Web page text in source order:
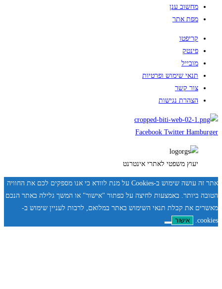
מחשוב ענן
מפת אתר
קריפטו
פינטק
מובייל
תנאי שימוש ופרטיות
צור קשר
הצהרת נגישות
Facebook Twitter Hamburger
יעוץ משפטי לאתרי אינטרנט
אתר זה עושה שימוש ב-Cookies על מנת לוודא כי אנו מספקים לכם את החוויה
הטובה ביותר. באמצעות לחיצה על כפתור "אישור" או המשך גלילה באתר הנכם
מאשרים את קבלת תנאי השימוש באתר במלואם, לרבות לעניין שימוש ב-
cookies.
אישור